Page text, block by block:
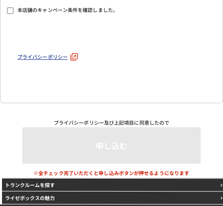
本店舗のキャンペーン条件を確認しました。
プライバシーポリシー
プライバシーポリシー及び上記項目に同意したので
※全チェック完了いただくと申し込みボタンが押せるようになります
トランクルームを探す
ライゼボックスの魅力